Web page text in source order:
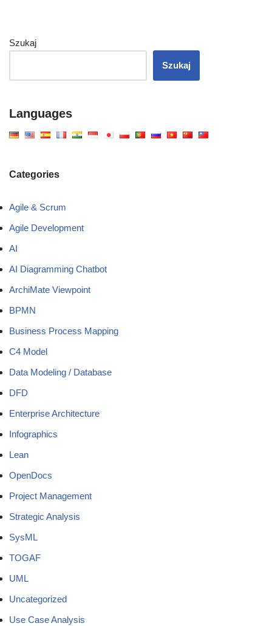
Szukaj
Szukaj
Languages
Categories
Agile & Scrum
Agile Development
AI
AI Diagramming Chatbot
ArchiMate Viewpoint
BPMN
Business Process Mapping
C4 Model
Data Modeling / Database
DFD
Enterprise Architecture
Infographics
Lean
OpenDocs
Project Management
Strategic Analysis
SysML
TOGAF
UML
Uncategorized
Use Case Analysis